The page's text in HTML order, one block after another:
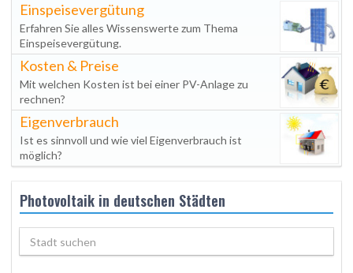
Einspeisevergütung
Erfahren Sie alles Wissenswerte zum Thema
Einspeisevergütung.
Kosten & Preise
Mit welchen Kosten ist bei einer PV-Anlage zu
rechnen?
Eigenverbrauch
Ist es sinnvoll und wie viel Eigenverbrauch ist
möglich?
Photovoltaik in deutschen Städten